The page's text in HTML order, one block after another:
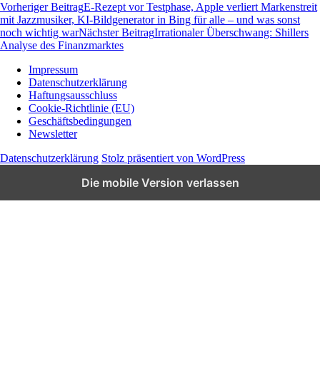
Vorheriger BeitragE-Rezept vor Testphase, Apple verliert Markenstreit
mit Jazzmusiker, KI-Bildgenerator in Bing für alle – und was sonst
noch wichtig warNächster BeitragIrrationaler Überschwang: Shillers
Analyse des Finanzmarktes
Wissen und News zu KI, Social Media und
Co.
Impressum
Datenschutzerklärung
Haftungsausschluss
Cookie-Richtlinie (EU)
Geschäftsbedingungen
Newsletter
Datenschutzerklärung Stolz präsentiert von WordPress
Die mobile Version verlassen